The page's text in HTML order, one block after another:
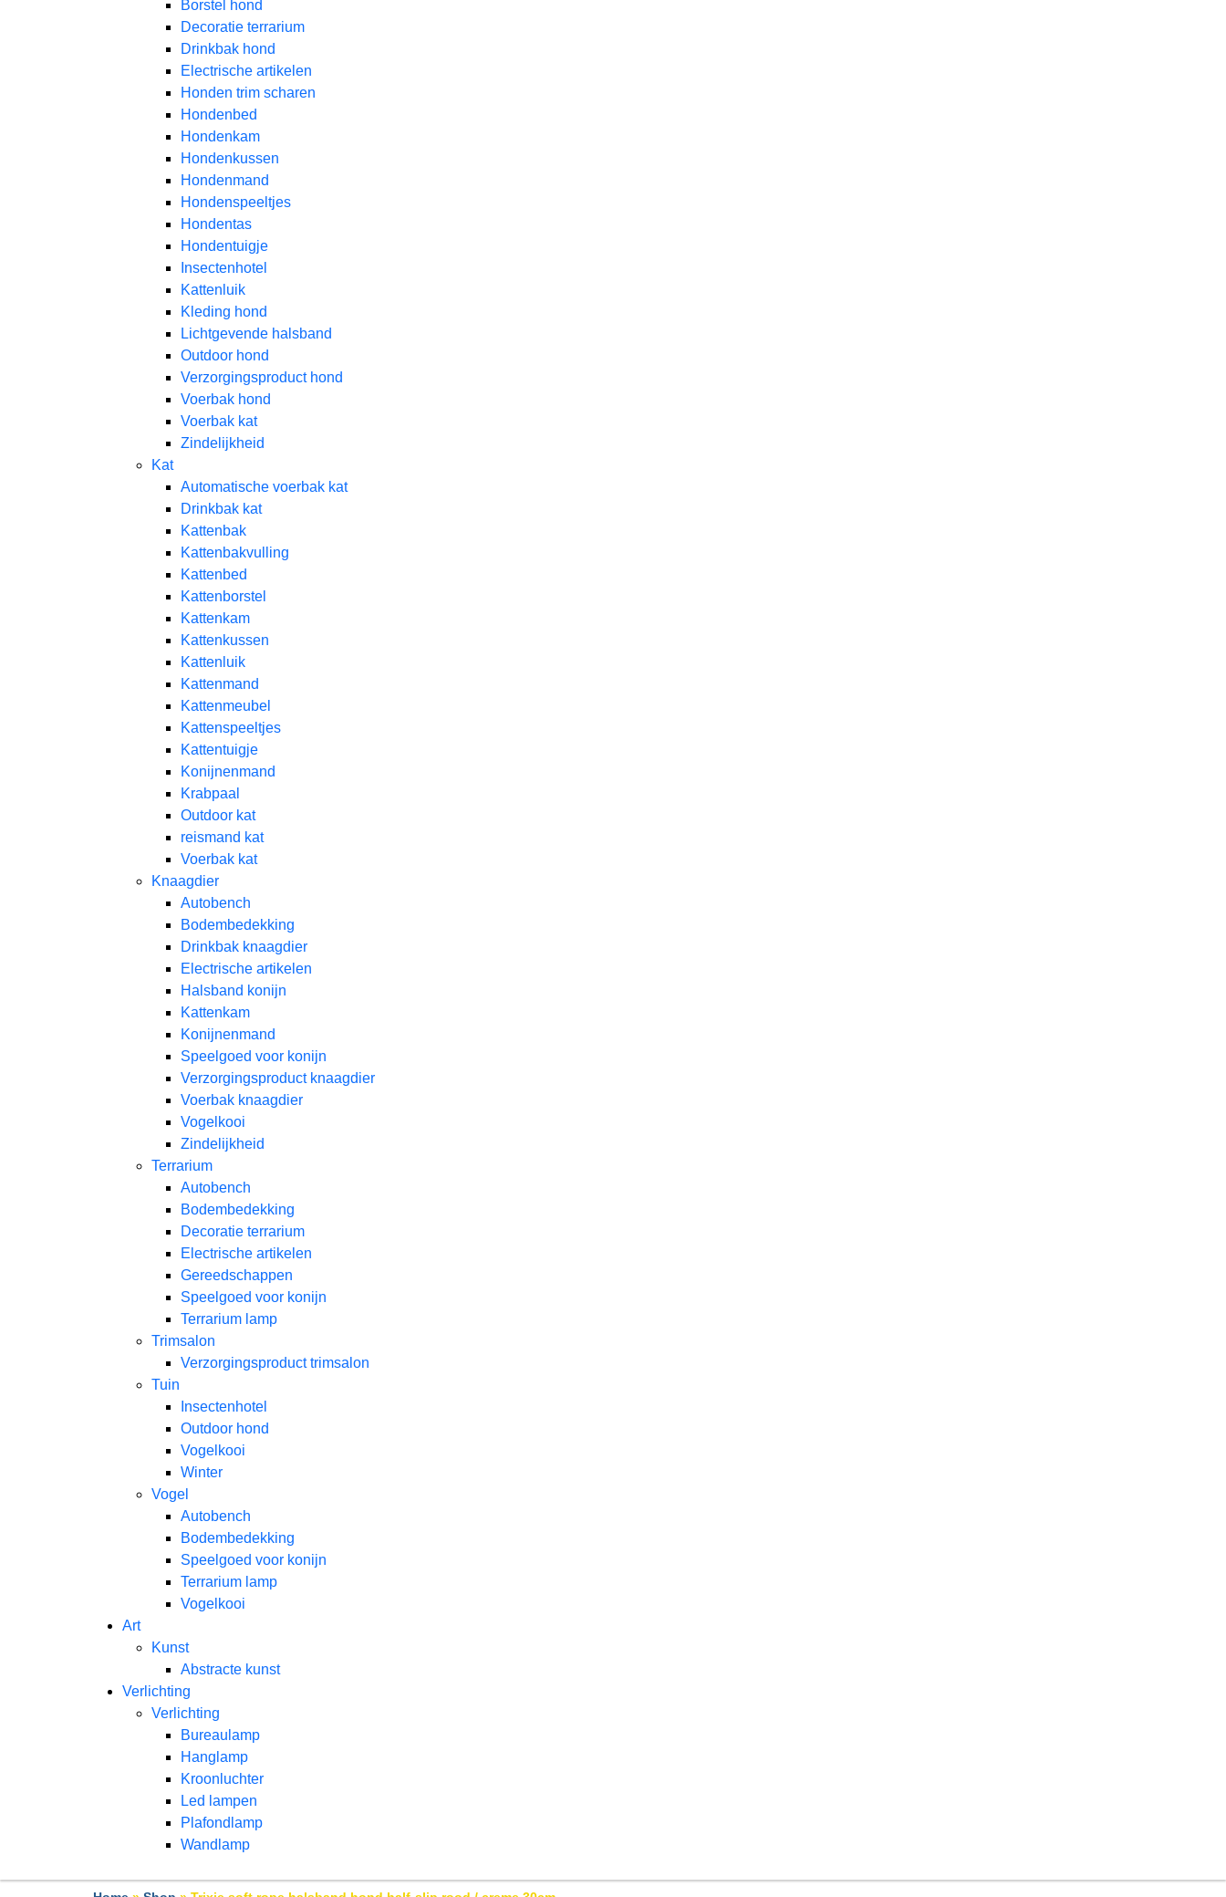
Borstel hond
Decoratie terrarium
Drinkbak hond
Electrische artikelen
Honden trim scharen
Hondenbed
Hondenkam
Hondenkussen
Hondenmand
Hondenspeeltjes
Hondentas
Hondentuigje
Insectenhotel
Kattenluik
Kleding hond
Lichtgevende halsband
Outdoor hond
Verzorgingsproduct hond
Voerbak hond
Voerbak kat
Zindelijkheid
Kat
Automatische voerbak kat
Drinkbak kat
Kattenbak
Kattenbakvulling
Kattenbed
Kattenborstel
Kattenkam
Kattenkussen
Kattenluik
Kattenmand
Kattenmeubel
Kattenspeeltjes
Kattentuigje
Konijnenmand
Krabpaal​
Outdoor kat
reismand kat​
Voerbak kat
Knaagdier
Autobench
Bodembedekking
Drinkbak knaagdier
Electrische artikelen
Halsband konijn
Kattenkam
Konijnenmand
Speelgoed voor konijn​
Verzorgingsproduct knaagdier
Voerbak knaagdier
Vogelkooi
Zindelijkheid
Terrarium
Autobench
Bodembedekking
Decoratie terrarium
Electrische artikelen
Gereedschappen
Speelgoed voor konijn
Terrarium lamp
Trimsalon
Verzorgingsproduct trimsalon
Tuin
Insectenhotel
Outdoor hond
Vogelkooi
Winter
Vogel
Autobench
Bodembedekking
Speelgoed voor konijn
Terrarium lamp
Vogelkooi
Art
Kunst
Abstracte kunst
Verlichting
Verlichting
Bureaulamp
Hanglamp
Kroonluchter
Led lampen
Plafondlamp
Wandlamp